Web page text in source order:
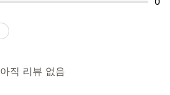
아직 리뷰 없음